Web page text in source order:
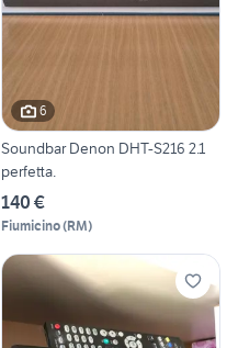
6
Soundbar Denon DHT-S216 2.1
perfetta.
140 €
Fiumicino(RM)